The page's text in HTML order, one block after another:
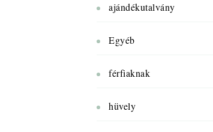
ajándékutalvány
Egyéb
férfiaknak
hüvely